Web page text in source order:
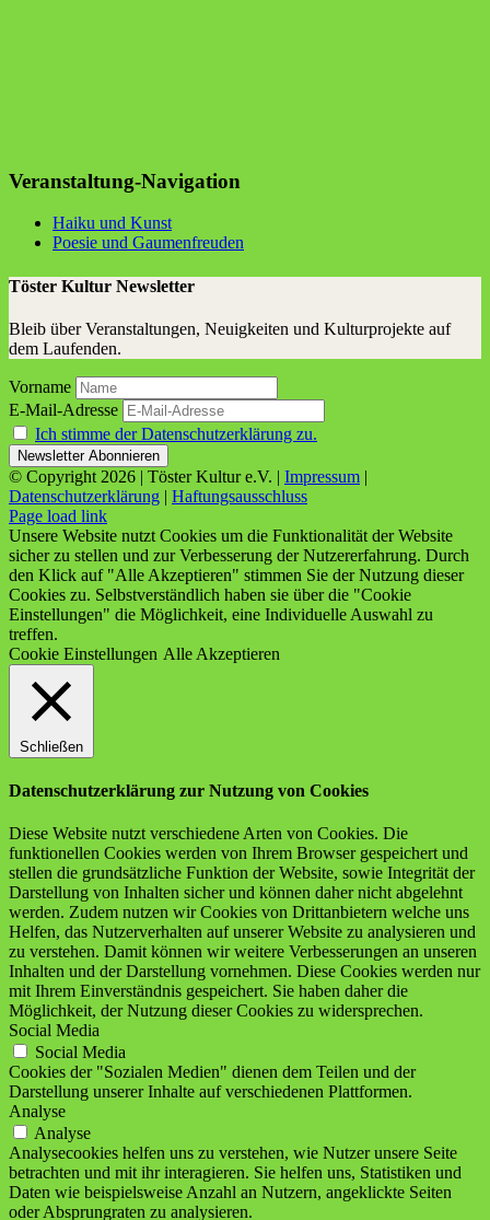
Veranstaltung-Navigation
Hai­ku und Kunst
Poe­sie und Gaumenfreuden
Töster Kultur Newsletter
Bleib über Veranstaltungen, Neuigkeiten und Kulturprojekte auf
dem Laufenden.
Vorname
E-Mail-Adresse
Ich stimme der Datenschutzerklärung zu.
© Copyright 2026 | Töster Kultur e.V. | Impressum |
Datenschutzerklärung | Haftungsausschluss
Facebook
X
Instagram
YouTube
Page load link
Unsere Website nutzt Cookies um die Funktionalität der Website
sicher zu stellen und zur Verbesserung der Nutzererfahrung. Durch
den Klick auf "Alle Akzeptieren" stimmen Sie der Nutzung dieser
Cookies zu. Selbstverständlich haben sie über die "Cookie
Einstellungen" die Möglichkeit, eine Individuelle Auswahl zu
treffen.
Cookie Einstellungen Alle Akzeptieren
Schließen
Datenschutzerklärung zur Nutzung von Cookies
Diese Website nutzt verschiedene Arten von Cookies. Die
funktionellen Cookies werden von Ihrem Browser gespeichert und
stellen die grundsätzliche Funktion der Website, sowie Integrität der
Darstellung von Inhalten sicher und können daher nicht abgelehnt
werden. Zudem nutzen wir Cookies von Drittanbietern welche uns
Helfen, das Nutzerverhalten auf unserer Website zu analysieren und
zu verstehen. Damit können wir weitere Verbesserungen an unseren
Inhalten und der Darstellung vornehmen. Diese Cookies werden nur
mit Ihrem Einverständnis gespeichert. Sie haben daher die
Möglichkeit, der Nutzung dieser Cookies zu widersprechen.
Social Media
Social Media
Cookies der "Sozialen Medien" dienen dem Teilen und der
Darstellung unserer Inhalte auf verschiedenen Plattformen.
Analyse
Analyse
Analysecookies helfen uns zu verstehen, wie Nutzer unsere Seite
betrachten und mit ihr interagieren. Sie helfen uns, Statistiken und
Daten wie beispielsweise Anzahl an Nutzern, angeklickte Seiten
oder Absprungraten zu analysieren.